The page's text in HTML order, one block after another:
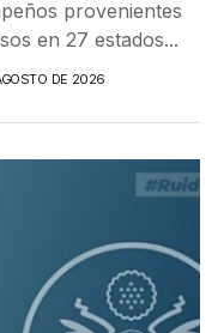
provenientes
en 27 estados...
DE 2026